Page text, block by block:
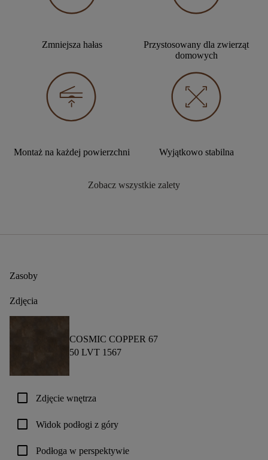
Zmniejsza hałas
Przystosowany dla zwierząt
domowych
Montaż na każdej powierzchni Wyjątkowo stabilna
Zobacz wszystkie zalety
Zasoby
Zdjęcia
COSMIC COPPER 67
50 LVT 1567
check_box_outline_blank Zdjęcie wnętrza
check_box_outline_blank Widok podłogi z góry
check_box_outline_blank Podłoga w perspektywie